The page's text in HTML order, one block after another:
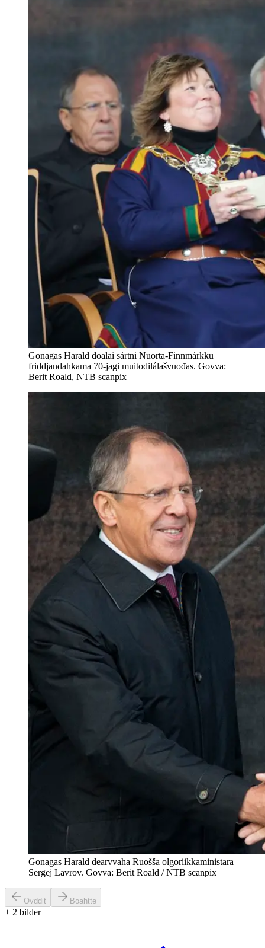
Gonagas Harald doalai sártni Nuorta-Finnmárkku
friddjandahkama 70-jagi muitodilálašvuođas. Govva:
Berit Roald, NTB scanpix
Gonagas Harald dearvvaha Ruošša olgoriikkaministara
Sergej Lavrov. Govva: Berit Roald / NTB scanpix
Ovddit Boahtte
+ 2 bilder